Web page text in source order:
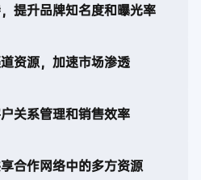
提升品牌知名度和曝光率
资源，加速市场渗透
关系管理和销售效率
合作网络中的多方资源